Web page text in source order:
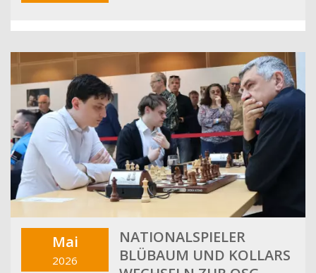
Mai
2026
NATIONALSPIELER
BLÜBAUM UND KOLLARS